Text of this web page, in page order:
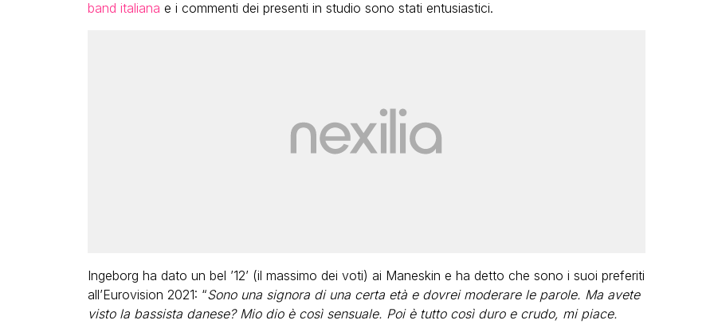
band italiana e i commenti dei presenti in studio sono stati entusiastici.
Ingeborg ha dato un bel ’12’ (il massimo dei voti) ai Maneskin e ha detto che sono i suoi preferiti
all’Eurovision 2021: “Sono una signora di una certa età e dovrei moderare le parole. Ma avete
visto la bassista danese? Mio dio è così sensuale. Poi è tutto così duro e crudo, mi piace.
completo
FABIANO MINACCI
Camilla
“Addio cike
grande